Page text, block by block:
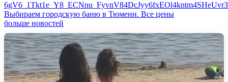
Выбираем городскую баню в Тюмени. Все цены
больше новостей